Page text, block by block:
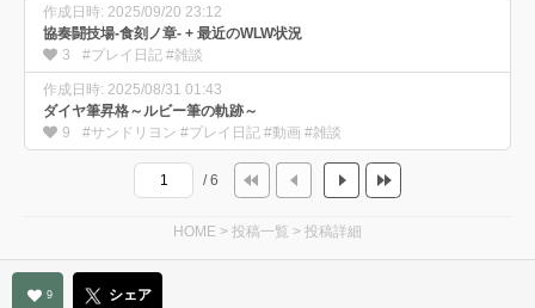
作成日時: 2025/09/20 23:12
協奏闘技場-食刻ノ章- + 最近のWLW状況
3
#プレイ日記 #雑談
作成日時: 2025/08/31 01:43
ダイヤ筆昇格～ルビー筆の軌跡～
9
#サンドリヨン #プレイ日記 #動画 #雑談
/ 6
HOME > 投稿一覧 > 投稿詳細
9 シェア